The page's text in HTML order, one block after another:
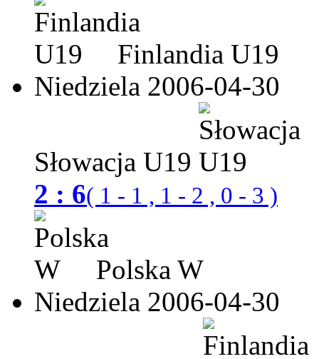
Finlandia U19
Niedziela 2006-04-30
Słowacja U19
2 : 6( 1 - 1 , 1 - 2 , 0 - 3 )
Polska W
Niedziela 2006-04-30